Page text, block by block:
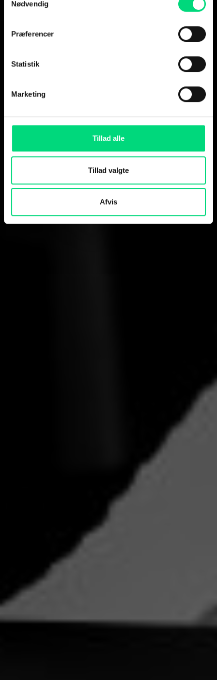
Nødvendig
Præferencer
Statistik
Marketing
Tillad alle
Tillad valgte
Afvis
Group
I-strategi har gennem årene hjulpet
virksomheder med at skabe digitale
løsninger, der virker – med fokus på
er vi blevet en del af Simple Agency
Group, hvor vi fortsætter arbejdet